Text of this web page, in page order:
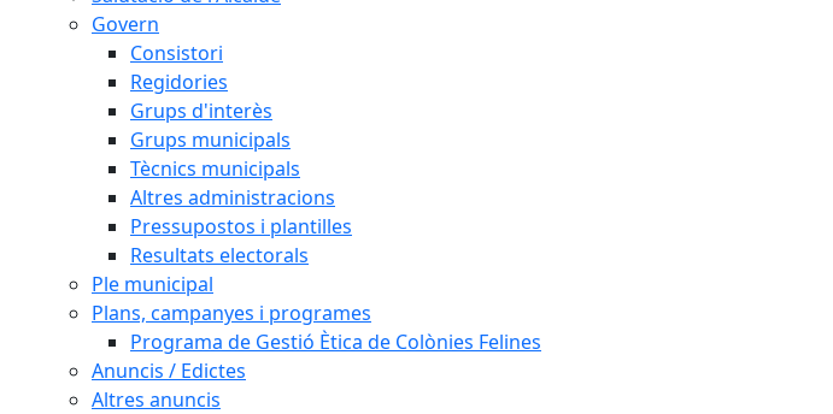
Govern
Consistori
Regidories
Grups d'interès
Grups municipals
Tècnics municipals
Altres administracions
Pressupostos i plantilles
Resultats electorals
Ple municipal
Plans, campanyes i programes
Programa de Gestió Ètica de Colònies Felines
Anuncis / Edictes
Altres anuncis